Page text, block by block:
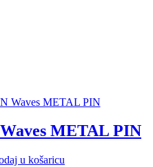
METAL PIN
u košaricu